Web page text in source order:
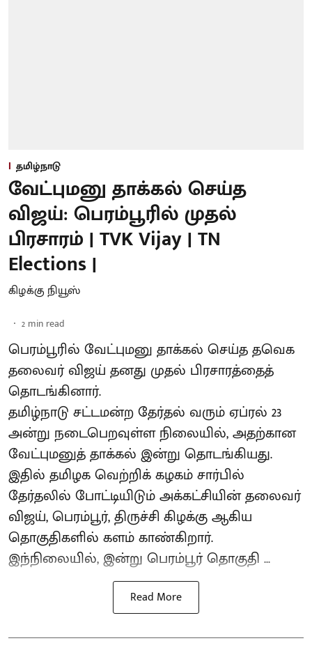
தமிழ்நாடு
வேட்புமனு தாக்கல் செய்த
விஜய்: பெரம்பூரில் முதல்
பிரசாரம் | TVK Vijay | TN
Elections |
கிழக்கு நியூஸ்
2 min read
பெரம்பூரில் வேட்புமனு தாக்கல் செய்த தவெக
தலைவர் விஜய் தனது முதல் பிரசாரத்தைத்
தொடங்கினார்.
தமிழ்நாடு சட்டமன்ற தேர்தல் வரும் ஏப்ரல் 23
அன்று நடைபெறவுள்ள நிலையில், அதற்கான
வேட்புமனுத் தாக்கல் இன்று தொடங்கியது.
இதில் தமிழக வெற்றிக் கழகம் சார்பில்
தேர்தலில் போட்டியிடும் அக்கட்சியின் தலைவர்
விஜய், பெரம்பூர், திருச்சி கிழக்கு ஆகிய
தொகுதிகளில் களம் காண்கிறார்.
இந்நிலையில், இன்று பெரம்பூர் தொகுதி ...
Read More